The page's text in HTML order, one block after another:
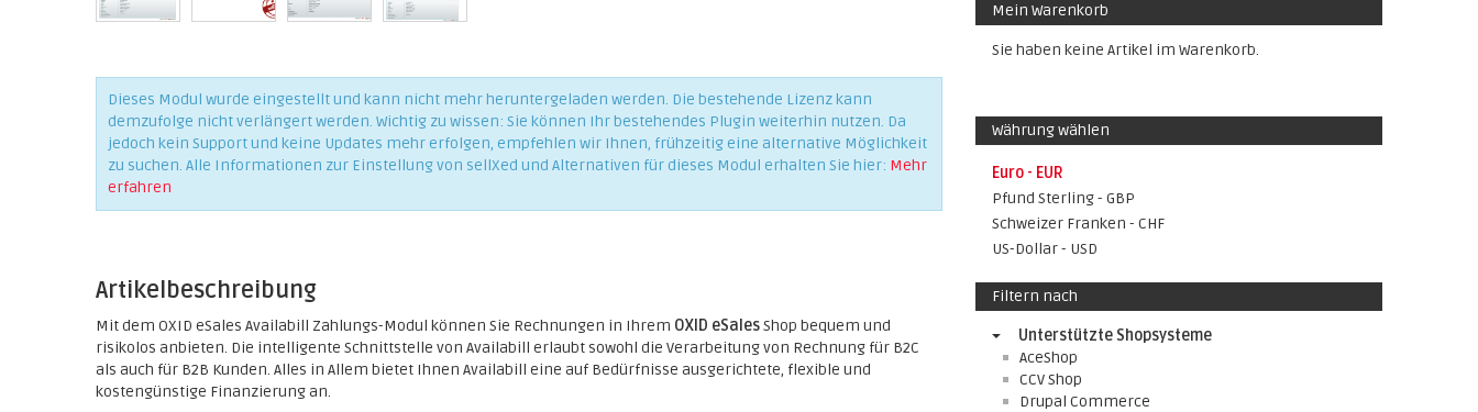
Dieses Modul wurde eingestellt und kann nicht mehr heruntergeladen werden. Die bestehende Lizenz kann
demzufolge nicht verlängert werden. Wichtig zu wissen: Sie können Ihr bestehendes Plugin weiterhin nutzen. Da
jedoch kein Support und keine Updates mehr erfolgen, empfehlen wir Ihnen, frühzeitig eine alternative Möglichkeit
zu suchen. Alle Informationen zur Einstellung von sellXed und Alternativen für dieses Modul erhalten Sie hier: Mehr
erfahren
Artikelbeschreibung
Mit dem OXID eSales Availabill Zahlungs-Modul können Sie Rechnungen in Ihrem OXID eSalesShop bequem und
risikolos anbieten. Die intelligente Schnittstelle von Availabill erlaubt sowohl die Verarbeitung von Rechnung für B2C
als auch für B2B Kunden. Alles in Allem bietet Ihnen Availabill eine auf Bedürfnisse ausgerichtete, flexible und
kostengünstige Finanzierung an.
Mein Warenkorb
Sie haben keine Artikel im Warenkorb.
Währung wählen
Euro - EUR
Pfund Sterling - GBP
Schweizer Franken - CHF
US-Dollar - USD
Filtern nach
Unterstützte Shopsysteme
AceShop
CCV Shop
Drupal Commerce